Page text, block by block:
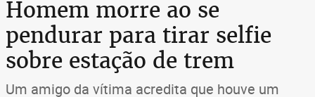
Homem morre ao se
pendurar para tirar selfie
sobre estação de trem
Um amigo da vítima acredita que houve um